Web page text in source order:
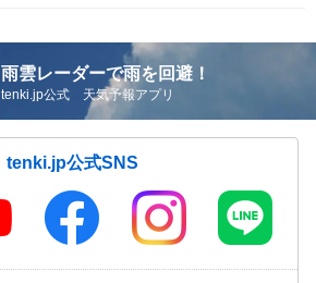
雨雲レーダーで雨を回避！
tenki.jp公式 天気予報アプリ
tenki.jp公式SNS